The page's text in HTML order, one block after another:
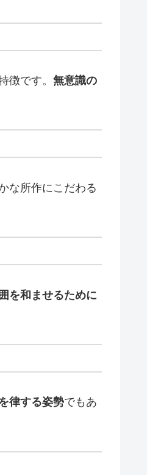
徴です。 無意識の
な所作にこだわる
を和ませるために
律する姿勢でもあ